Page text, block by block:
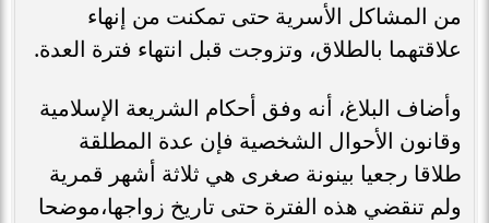
من المشاكل الأسرية حتى تمكنت من إنهاء
علاقتهما بالطلاق، وتزوجت قبل انتهاء فترة العدة.
وأضاف البلاغ، أنه وفق أحكام الشريعة الإسلامية
وقانون الأحوال الشخصية فإن عدة المطلقة
طلاقا رجعيا بينونة صغرى هي ثلاثة أشهر قمرية
ولم تنقضي هذه الفترة حتى تاريخ زواجها،موضحا